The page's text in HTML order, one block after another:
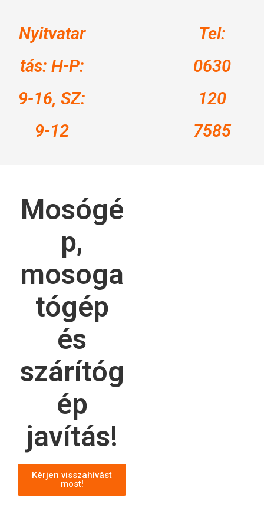
Nyitvatar
tás: H-P:
9-16, SZ:
9-12
Tel:
0630
120
7585
Mosógé
p,
mosoga
tógép
és
szárítóg
ép
javítás!
Kérjen visszahívást
most!